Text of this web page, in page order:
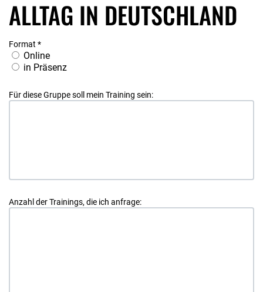
ALLTAG IN DEUTSCHLAND
Format *
Online
in Präsenz
Für diese Gruppe soll mein Training sein:
Anzahl der Trainings, die ich anfrage: